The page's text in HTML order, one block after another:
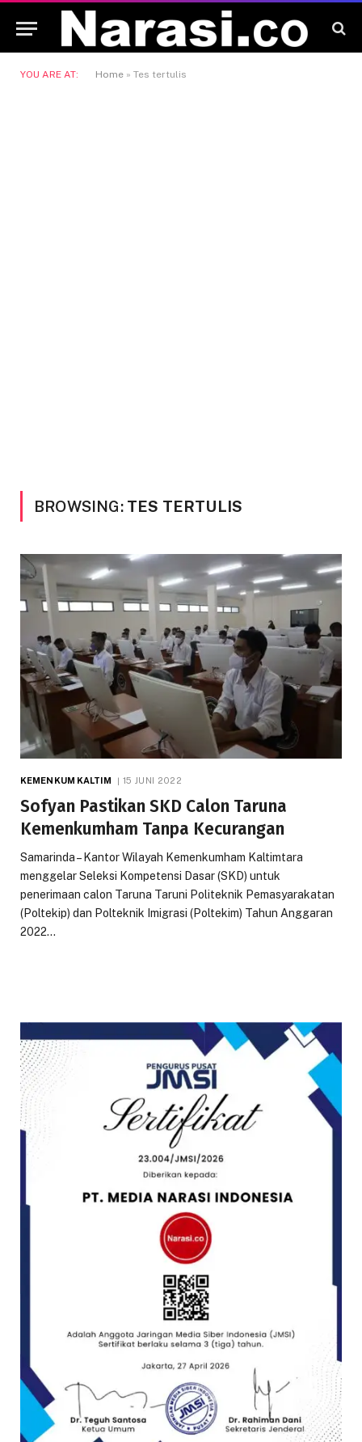
YOU ARE AT: Home » Tes tertulis
BROWSING: TES TERTULIS
KEMENKUM KALTIM 15 JUNI 2022
Sofyan Pastikan SKD Calon Taruna
Kemenkumham Tanpa Kecurangan
Samarinda – Kantor Wilayah Kemenkumham Kaltimtara
menggelar Seleksi Kompetensi Dasar (SKD) untuk
penerimaan calon Taruna Taruni Politeknik Pemasyarakatan
(Poltekip) dan Polteknik Imigrasi (Poltekim) Tahun Anggaran
2022…